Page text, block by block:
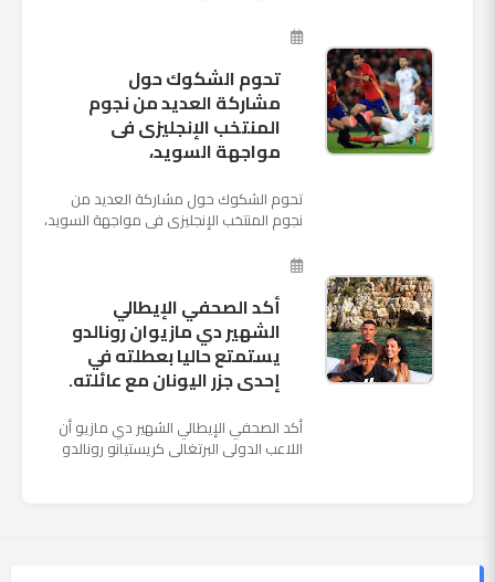
وأنه سيستم...
تحوم الشكوك حول
مشاركة العديد من نجوم
المنتخب الإنجليزى فى
مواجهة السويد،
تحوم الشكوك حول مشاركة العديد من
نجوم المنتخب الإنجليزى فى مواجهة السويد،
ملعب "كوزموس آ...
أكد الصحفي الإيطالي
الشهير دي مازيوان رونالدو
يستمتع حاليا بعطلته في
إحدى جزر اليونان مع عائلته.
أكد الصحفي الإيطالي الشهير دي مازيو أن
اللاعب الدولي البرتغالي كريستيانو رونالدو